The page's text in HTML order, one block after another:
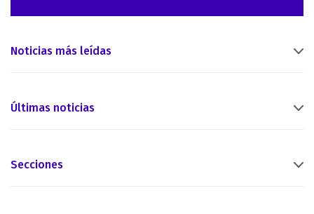
Noticias más leídas
Últimas noticias
Secciones